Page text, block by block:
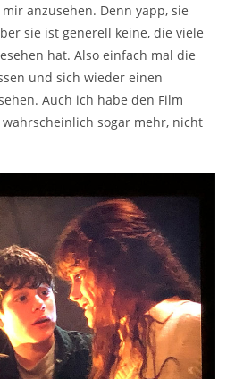
anzusehen. Denn yapp, sie
sie ist generell keine, die viele
hat. Also einfach mal die
und sich wieder einen
Auch ich habe den Film
sogar mehr, nicht